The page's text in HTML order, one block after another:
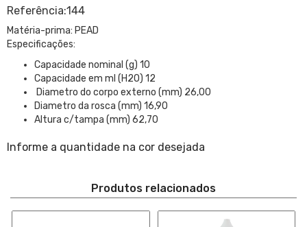
Referência:144
Matéria-prima: PEAD
Especificações:
Capacidade nominal (g) 10
Capacidade em ml (H2O) 12
Diametro do corpo externo (mm) 26,00
Diametro da rosca (mm) 16,90
Altura c/tampa (mm) 62,70
Informe a quantidade na cor desejada
Produtos relacionados